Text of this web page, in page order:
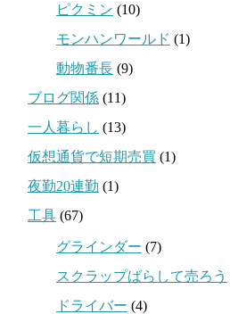
ピクミン (10)
モンハンワールド (1)
動物番長 (9)
ブログ関係 (11)
一人暮らし (13)
仮想通貨で短期売買 (1)
夜勤20連勤 (1)
工具 (67)
グラインダー (7)
スクラップばらして売ろう
ドライバー (4)